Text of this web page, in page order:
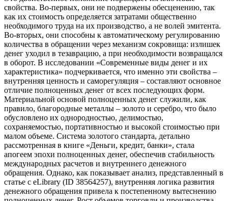
свойства. Во-первых, они не подвержены обесценению, так
как их стоимость определяется затратами общественно
необходимого труда на их производство, а не волей эмитента.
Во-вторых, они способны к автоматическому регулированию
количества в обращении через механизм сокровища: излишек
денег уходил в тезаврацию, а при необходимости возвращался
в оборот. В исследовании «Современные виды денег и их
характеристика» подчеркивается, что именно эти свойства –
внутренняя ценность и саморегуляция – составляют основное
отличие полноценных денег от всех последующих форм.
Материальной основой полноценных денег служили, как
правило, благородные металлы – золото и серебро, что было
обусловлено их однородностью, делимостью,
сохраняемостью, портативностью и высокой стоимостью при
малом объеме. Система золотого стандарта, детально
рассмотренная в книге «Деньги, кредит, банки», стала
апогеем эпохи полноценных денег, обеспечив стабильность
международных расчетов и внутреннего денежного
обращения. Однако, как показывает анализ, представленный в
статье с eLibrary (ID 38564257), внутренняя логика развития
денежного обращения привела к постепенному вытеснению